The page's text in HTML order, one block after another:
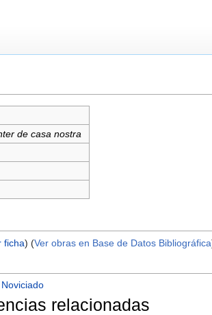
de casa nostra
ficha) (Ver obras en Base de Datos Bibliográfica
relacionadas